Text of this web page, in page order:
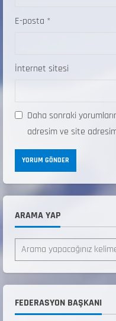
E-posta *
İnternet sitesi
Daha sonraki
adresim ve site
ARAMA YAP
FEDERASYON BAŞKANI
2 22